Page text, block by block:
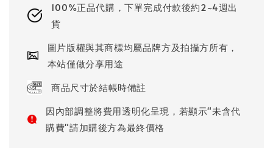
100%正品代購，下單完成付款後約2~4週出
貨
圖片版權與其商標均屬品牌方及拍攝方所有，
本站僅做分享用途
商品尺寸於結帳時備註
因內部調整將費用透明化呈現，若顯示"未含代
購費"請加購後方為最終價格